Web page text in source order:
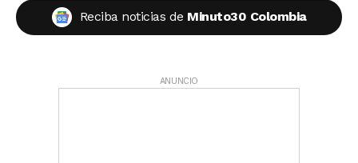
Reciba noticias de Minuto30 Colombia
ANUNCIO